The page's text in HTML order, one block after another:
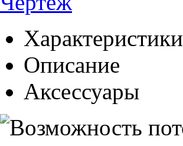
Характеристики
Описание
Аксессуары